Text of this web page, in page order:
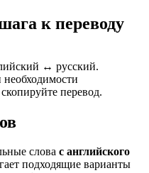
к переводу
↔ русский.
перевод.
слова с английского
подходящие варианты